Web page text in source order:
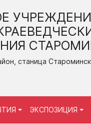
станица
ЭКСПОЗИЦИЯ